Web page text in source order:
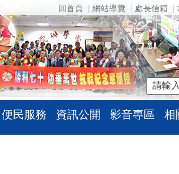
回首頁 網站導覽 處長信箱
便民服務 資訊公開 影音專區 相